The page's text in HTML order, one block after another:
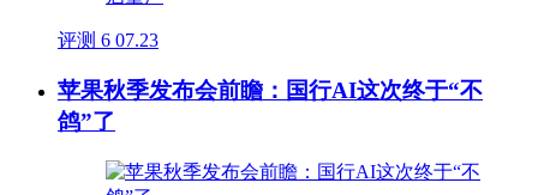
评测 6 07.23
苹果秋季发布会前瞻：国行AI这次终于“不
鸽”了